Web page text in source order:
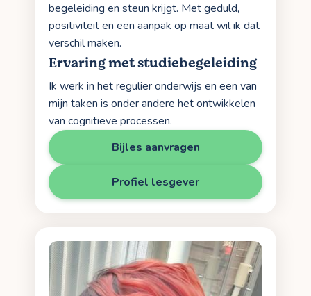
begeleiding en steun krijgt. Met geduld,
positiviteit en een aanpak op maat wil ik dat
verschil maken.
Ervaring met studiebegeleiding
Ik werk in het regulier onderwijs en een van
mijn taken is onder andere het ontwikkelen
van cognitieve processen.
Bijles aanvragen
Profiel lesgever